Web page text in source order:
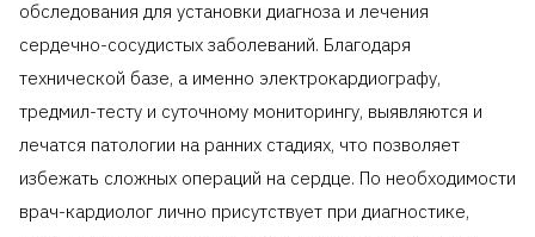
обследования для установки диагноза и лечения
сердечно-сосудистых заболеваний. Благодаря
технической базе, а именно электрокардиографу,
тредмил-тесту и суточному мониторингу, выявляются и
лечатся патологии на ранних стадиях, что позволяет
избежать сложных операций на сердце. По необходимости
врач-кардиолог лично присутствует при диагностике,